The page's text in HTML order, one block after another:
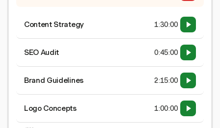
Content Strategy 1:30:00
SEO Audit 0:45:00
Brand Guidelines 2:15:00
Logo Concepts 1:00:00